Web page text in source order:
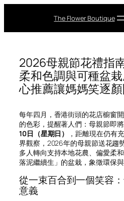
The Flower Boutique
2026母親節花禮指
柔和色調與可種盆
心推薦讓媽媽笑逐
每年四月，香港街頭的花店櫥窗
的色彩，提醒著人們：母親節即
10日（星期日）
，距離現在仍有
界觀察，2026年的母親節送花趨
多人轉向支持本地花農、偏愛柔
落泥繼續生」的盆栽，象徵環保與
從一束百合到一個笑容
意義